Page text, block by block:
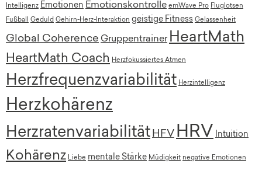
Intelligenz Emotionen Emotionskontrolle emWave Pro Fluglotsen
Fußball Geduld Gehirn-Herz-Interaktion geistige Fitness Gelassenheit
Global Coherence Gruppentrainer HeartMath
HeartMath Coach Herzfokussiertes Atmen
Herzfrequenzvariabilität Herzintelligenz
Herzkohärenz
Herzratenvariabilität HFV HRV Intuition
Kohärenz Liebe mentale Stärke Müdigkeit negative Emotionen